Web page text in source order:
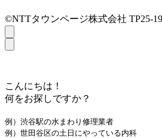
©NTTタウンページ株式会社 TP25-
こんにちは！
何をお探しですか？
例）渋谷駅の水まわり修理業者
例）世田谷区の土日にやっている内科